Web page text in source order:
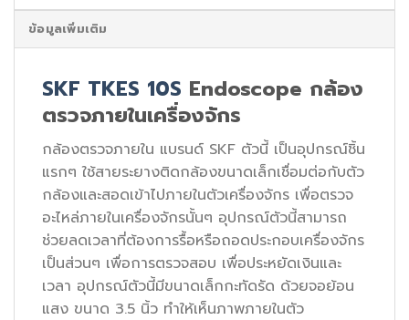
ข้อมูลเพิ่มเติม
SKF TKES 10S Endoscope กล้อง
ตรวจภายในเครื่องจักร
กล้องตรวจภายใน แบรนด์ SKF ตัวนี้ เป็นอุปกรณ์ชิ้น
แรกๆ ใช้สายระยางติดกล้องขนาดเล็กเชื่อมต่อกับตัว
กล้องและสอดเข้าไปภายในตัวเครื่องจักร เพื่อตรวจ
อะไหล่ภายในเครื่องจักรนั้นๆ อุปกรณ์ตัวนี้สามารถ
ช่วยลดเวลาที่ต้องการรื้อหรือถอดประกอบเครื่องจักร
เป็นส่วนๆ เพื่อการตรวจสอบ เพื่อประหยัดเงินและ
เวลา อุปกรณ์ตัวนี้มีขนาดเล็กกะทัดรัด ด้วยจอย้อน
แสง ขนาด 3.5 นิ้ว ทำให้เห็นภาพภายในตัว